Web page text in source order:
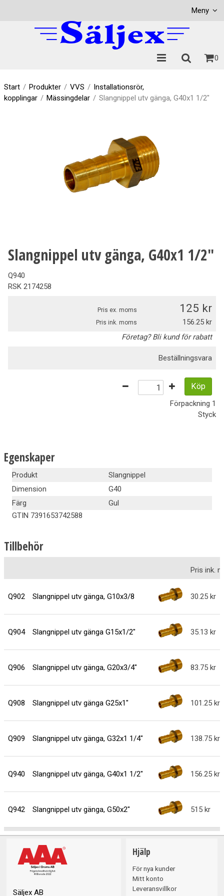
Meny
0
Start / Produkter / VVS / Installationsrör,
kopplingar / Mässingdelar / Slangnippel utv gänga, G40x1 1/2"
Slangnippel utv gänga, G40x1 1/2"
Q940
RSK 2174258
Pris ex. moms 125
Pris ink. moms
156.25
Företag? Bli kund för rabatt
Beställningsvara
Köp
Förpackning 1
Styck
Egenskaper
Produkt
Slangnippel
Dimension
G40
Färg
Gul
GTIN 7391653742588
Tillbehör
Pris ink.
Q902 Slangnippel utv gänga, G10x3/8 30.25
Q904 Slangnippel utv gänga G15x1/2" 35.13
Q906 Slangnippel utv gänga, G20x3/4" 83.75
Q908 Slangnippel utv gänga G25x1" 101.25
Q909 Slangnippel utv gänga, G32x1 1/4" 138.75
Q940 Slangnippel utv gänga, G40x1 1/2" 156.25
Q942 Slangnippel utv gänga, G50x2" 515
Säljex AB
Hjälp
För nya kunder
Mitt konto
Leveransvillkor